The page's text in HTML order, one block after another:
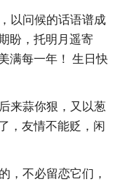
以问候的话语谱成
盼，托明月遥寄
满每一年！ 生日快
来蒜你狠，又以葱
，友情不能贬，闲
，不必留恋它们，